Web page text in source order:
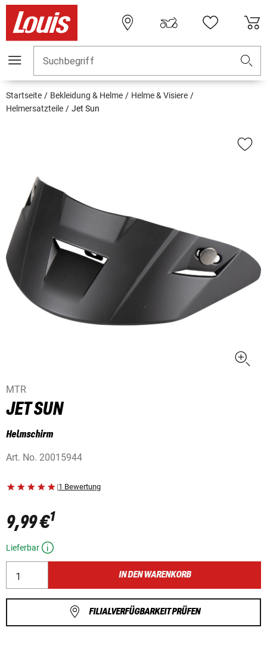
Suchbegriff
Startseite Bekleidung & Helme
Helme & Visiere
Helmersatzteile
Jet Sun
MTR
JET SUN
Helmschirm
Art. No. 20015944
|1 Bewertung
9,99 €1
Lieferbar
IN DEN WARENKORB
FILIALVERFÜGBARKEIT PRÜFEN